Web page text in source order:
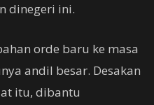
dinegeri ini.
orde baru ke masa
andil besar. Desakan
itu, dibantu